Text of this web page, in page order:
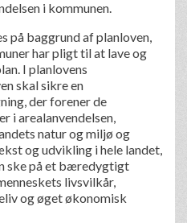
i kommunen.
på baggrund af planloven,
har pligt til at lave og
I planlovens
skal sikre en
der forener de
i arealanvendelsen,
natur og miljø og
og udvikling i hele landet,
ske på et bæredygtigt
livsvilkår,
og øget økonomisk